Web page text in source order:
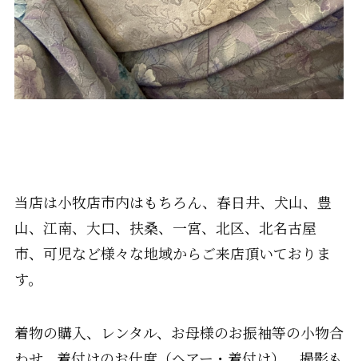
当店は小牧店市内はもちろん、春日井、犬山、豊
山、江南、大口、扶桑、一宮、北区、北名古屋
市、可児など様々な地域からご来店頂いておりま
す。
着物の購入、レンタル、お母様のお振袖等の小物合